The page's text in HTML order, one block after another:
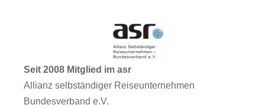
Seit 2008 Mitglied im asr
Allianz selbständiger Reiseunternehmen
Bundesverband e.V.